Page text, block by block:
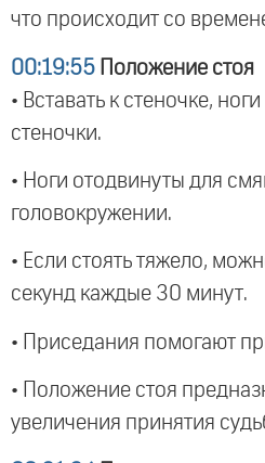
что происходит со
00:19:55 Положение стоя
• Вставать к стеночке,
стеночки.
• Ноги отодвинуты для
головокружении.
• Если стоять тяжело,
секунд каждые 30 минут.
• Приседания помогают
• Положение стоя
увеличения принятия